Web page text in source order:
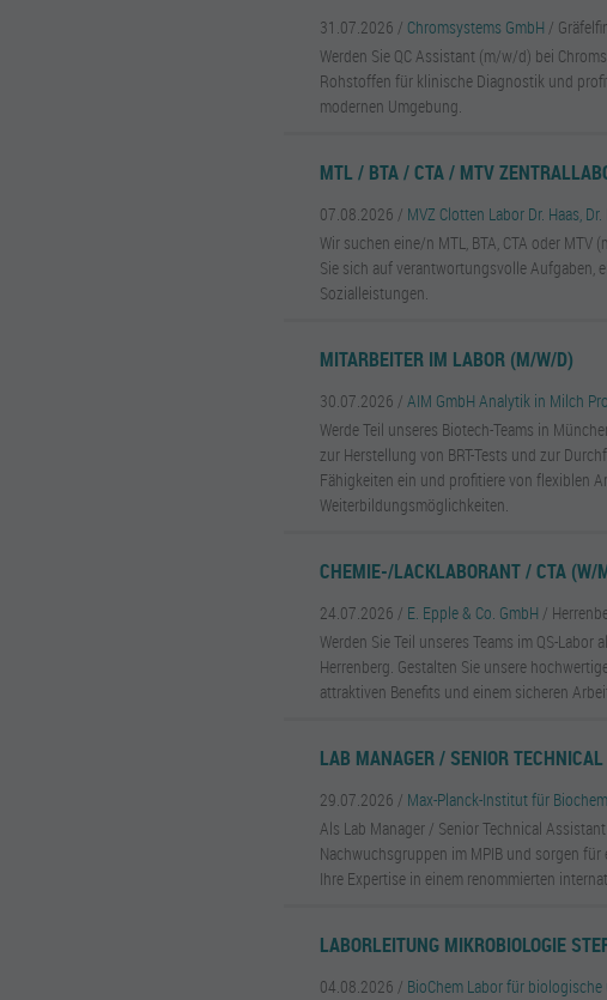
31.07.2026 / Chromsystems GmbH /
Werden Sie QC Assistant (m/w/d) bei
Rohstoffen für klinische Diagnostik und
modernen Umgebung.
MTL / BTA / CTA / MTV
07.08.2026 / MVZ Clotten Labor Dr. Haas,
Wir suchen eine/n MTL, BTA, CTA oder
Sie sich auf verantwortungsvolle Aufgaben,
Sozialleistungen.
MITARBEITER IM LABOR (M/W/D)
30.07.2026 /AIM GmbH Analytik in Milch
Werde Teil unseres Biotech-Teams in
zur Herstellung von BRT-Tests und zur
Fähigkeiten ein und profitiere von flexiblen
Weiterbildungsmöglichkeiten.
CHEMIE-/LACKLABORANT / CTA (W/
24.07.2026 / E. Epple & Co. GmbH /
Werden Sie Teil unseres Teams im QS-
Herrenberg. Gestalten Sie unsere
attraktiven Benefits und einem sicheren
LAB MANAGER / SENIOR
29.07.2026 / Max-Planck-Institut für
Als Lab Manager / Senior Technical
Nachwuchsgruppen im MPIB und sorgen
Ihre Expertise in einem renommierten
LABORLEITUNG MIKROBIOLOGIE
04.08.2026 / BioChem Labor für